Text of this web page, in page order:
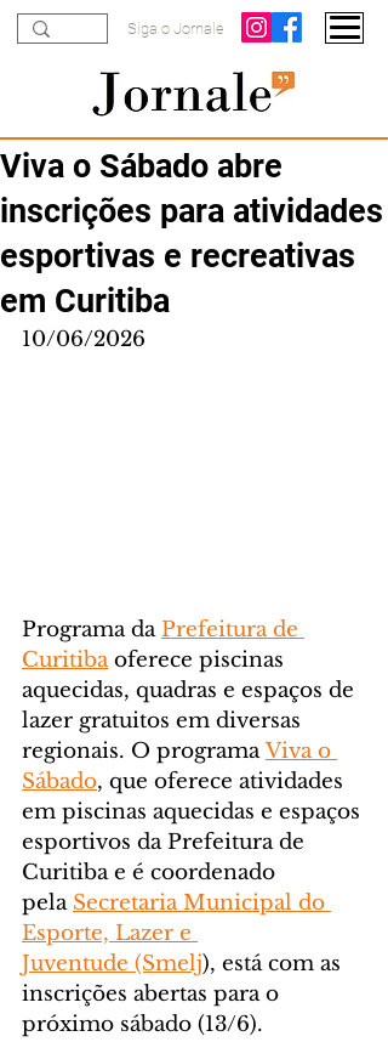
Siga o Jornale
Viva o Sábado abre
inscrições para atividades
esportivas e recreativas
em Curitiba
10/06/2026
Programa da Prefeitura de
Curitiba oferece piscinas
aquecidas, quadras e espaços de
lazer gratuitos em diversas
regionais. O programa Viva o
Sábado, que oferece atividades
em piscinas aquecidas e espaços
esportivos da Prefeitura de
Curitiba e é coordenado
pela Secretaria Municipal do
Esporte, Lazer e
Juventude (Smelj), está com as
inscrições abertas para o
próximo sábado (13/6).